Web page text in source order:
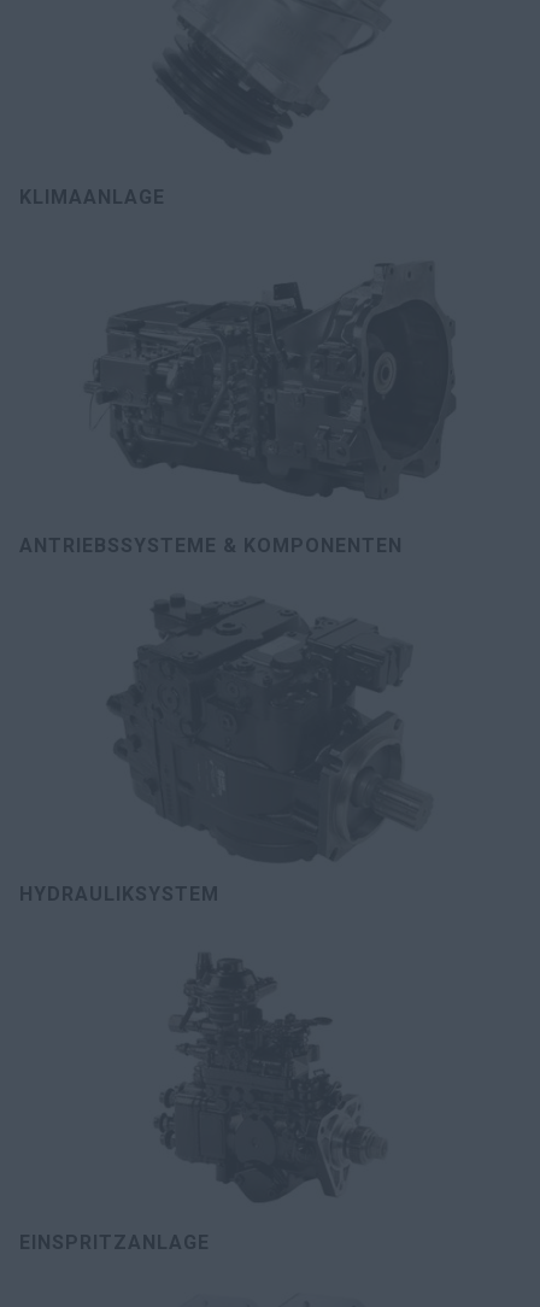
KLIMAANLAGE
ANTRIEBSSYSTEME & KOMPONENTEN
HYDRAULIKSYSTEM
EINSPRITZANLAGE